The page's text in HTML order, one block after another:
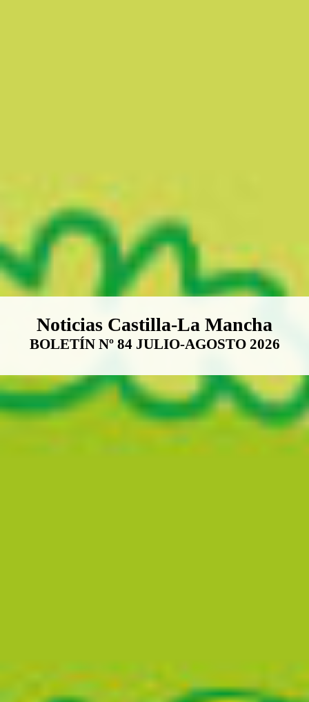
Boletín Noticias Castilla-La
Noticias Castilla-La Mancha
BOLETÍN Nº 84 JULIO-AGOSTO 2026